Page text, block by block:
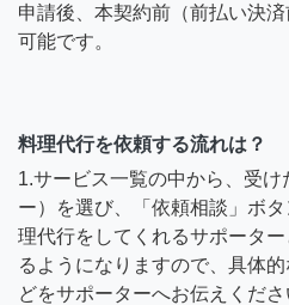
申請後、本契約前（前払い決
可能です。
料理代行を依頼する流れは？
1.サービス一覧の中から、受け
ー）を選び、「依頼相談」ボ
理代行をしてくれるサポータ
るようになりますので、具体
どをサポーターへお伝えくだ